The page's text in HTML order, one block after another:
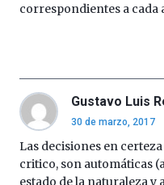
correspondientes a cada
Gustavo Luis
30 de marzo, 2017
Las decisiones en
critico, son automáticas
estado de la naturaleza